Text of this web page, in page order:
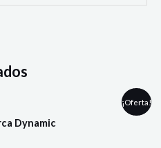
¡Oferta!
Dynamic